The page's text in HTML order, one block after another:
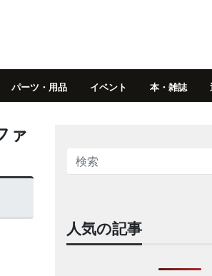
パーツ・用品 イベント 本・雑誌
ァ
人気の記事